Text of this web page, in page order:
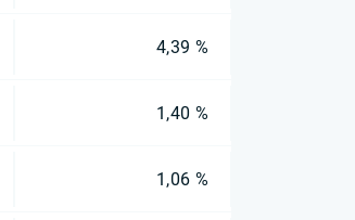
4,39 %
1,40 %
1,06 %